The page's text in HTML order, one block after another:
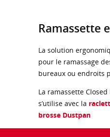
Ramassette
La solution
pour le ramassage
bureaux ou endroits
La ramassette
s’utilise avec la
brosse Dustpan